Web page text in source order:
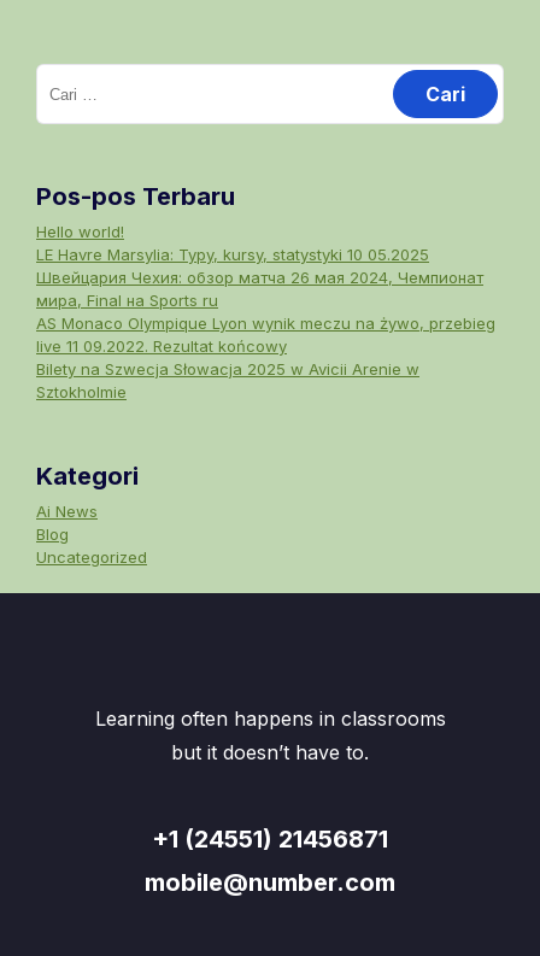
Cari
untuk:
Pos-pos Terbaru
Hello world!
LE Havre Marsylia: Typy, kursy, statystyki 10 05.2025
Швейцария Чехия: обзор матча 26 мая 2024, Чемпионат
мира, Final на Sports ru
AS Monaco Olympique Lyon wynik meczu na żywo, przebieg
live 11 09.2022. Rezultat końcowy
Bilety na Szwecja Słowacja 2025 w Avicii Arenie w
Sztokholmie
Kategori
Ai News
Blog
Uncategorized
Learning often happens in classrooms
but it doesn’t have to.
+1 (24551) 21456871
mobile@number.com